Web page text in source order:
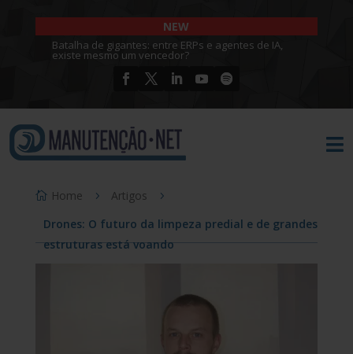
NEW
Batalha de gigantes: entre ERPs e agentes de IA,
existe mesmo um vencedor?

Home
Artigos
Drones: O futuro da limpeza predial e de grandes
estruturas está voando